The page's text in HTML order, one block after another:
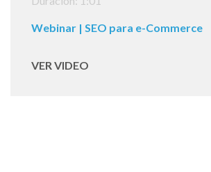
Webinar | SEO para e-Commerce
VER VIDEO